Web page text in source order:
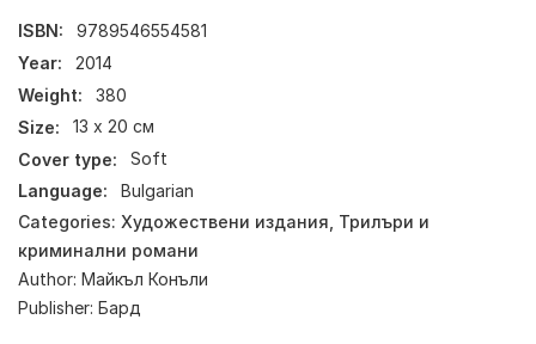
ISBN:
9789546554581
Year:
2014
Weight:
380
Size:
13 х 20 см
Cover type:
Soft
Language:
Bulgarian
Categories: Художествени издания Трилъри и
криминални романи
Author: Майкъл Конъли
Publisher: Бард